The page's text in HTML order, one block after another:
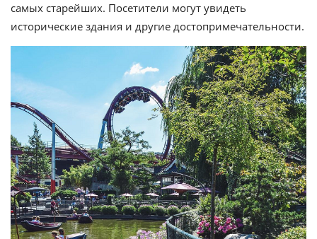
самых старейших. Посетители могут увидеть
исторические здания и другие достопримечательности.